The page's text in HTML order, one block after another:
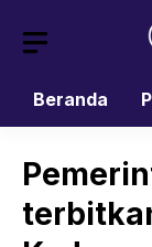
Beranda